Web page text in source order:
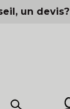
un devis?